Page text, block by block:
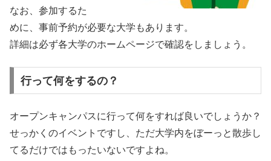
なお、参加するた
めに、事前予約が必要な大学もあります。
詳細は必ず各大学のホームページで確認をしましょう。
行って何をするの？
オープンキャンパスに行って何をすれば良いでしょうか？
せっかくのイベントですし、ただ大学内をぼーっと散歩し
てるだけではもったいないですよね。